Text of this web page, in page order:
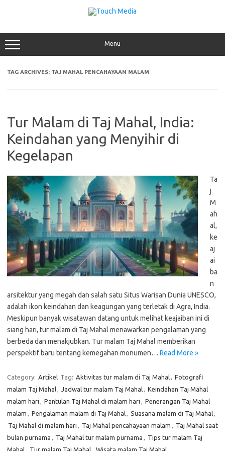
Menu
TAG ARCHIVES: TAJ MAHAL PENCAHAYAAN MALAM
Tur Malam di Taj Mahal, India:
Keindahan yang Menyihir di
Kegelapan
Ta
j
M
ah
al,
ke
aj
ai
ba
n
arsitektur yang megah dan salah satu Situs Warisan Dunia UNESCO,
adalah ikon keindahan dan keagungan yang terletak di Agra, India.
Meskipun banyak wisatawan datang untuk melihat keajaiban ini di
siang hari, tur malam di Taj Mahal menawarkan pengalaman yang
berbeda dan menakjubkan. Tur malam Taj Mahal memberikan
perspektif baru tentang kemegahan monumen… Read More »
Category: Artikel Tag: Aktivitas tur malam di Taj Mahal, Fotografi
malam Taj Mahal, Jadwal tur malam Taj Mahal, Keindahan Taj Mahal
malam hari , Pantulan Taj Mahal di malam hari , Penerangan Taj Mahal
malam , Pengalaman malam di Taj Mahal, Suasana malam di Taj Mahal,
Taj Mahal di malam hari , Taj Mahal pencahayaan malam , Taj Mahal saat
bulan purnama , Taj Mahal tur malam purnama , Tips tur malam Taj
Mahal, Tur malam Taj Mahal, Wisata malam Taj Mahal